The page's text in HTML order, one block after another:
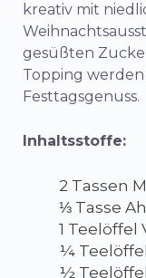
kreativ mit
gesüßten
Topping
Festtagsgenuss.
Inhaltsstoffe:
2 Tassen
⅓ Tasse
1 Teelöffel
¼
½